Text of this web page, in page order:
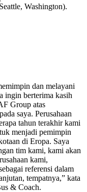
Washington).
dan melayani
ingin berterima kasih
Group atas
saya. Perusahaan
tahun terakhir kami
menjadi pemimpin
di Eropa. Saya
tim kami, kami akan
kami,
referensi dalam
tempatnya,” kata
& Coach.